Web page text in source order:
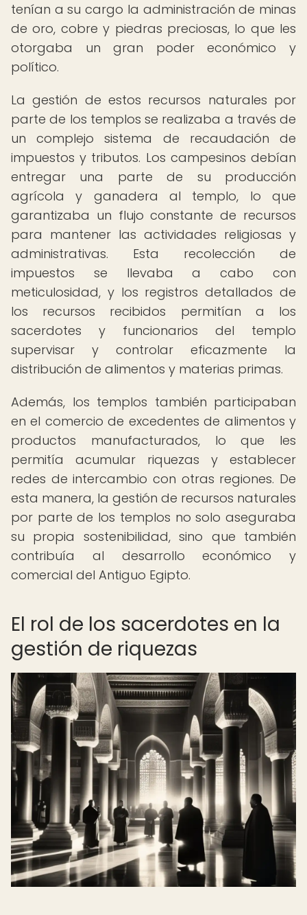
tenían a su cargo la administración de minas
de oro, cobre y piedras preciosas, lo que les
otorgaba un gran poder económico y
político.
La gestión de estos recursos naturales por
parte de los templos se realizaba a través de
un complejo sistema de recaudación de
impuestos y tributos. Los campesinos debían
entregar una parte de su producción
agrícola y ganadera al templo, lo que
garantizaba un flujo constante de recursos
para mantener las actividades religiosas y
administrativas. Esta recolección de
impuestos se llevaba a cabo con
meticulosidad, y los registros detallados de
los recursos recibidos permitían a los
sacerdotes y funcionarios del templo
supervisar y controlar eficazmente la
distribución de alimentos y materias primas.
Además, los templos también participaban
en el comercio de excedentes de alimentos y
productos manufacturados, lo que les
permitía acumular riquezas y establecer
redes de intercambio con otras regiones. De
esta manera, la gestión de recursos naturales
por parte de los templos no solo aseguraba
su propia sostenibilidad, sino que también
contribuía al desarrollo económico y
comercial del Antiguo Egipto.
El rol de los sacerdotes en la
gestión de riquezas